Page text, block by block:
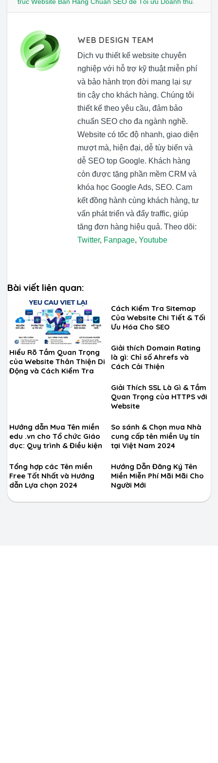
trúc Website Bán Hàng Chuẩn SEO để Tối ưu Doanh thu.
WEB DESIGN TEAM
Dịch vụ thiết kế website chuyên
nghiệp với hỗ trợ kỹ thuật miễn phí
và bảo hành trọn đời mang lại sự
tin cậy cho khách hàng. Chúng tôi
thiết kế theo yêu cầu, đảm bảo
chuẩn SEO cho đa ngành nghề.
Website có tốc độ nhanh, giao diện
mượt mà, hiện đại, dễ tùy biến và
dễ SEO top Google. Khách hàng
còn được tặng phần mềm CRM và
khóa học Google Ads, SEO. Cam
kết đồng hành cùng khách hàng, tư
vấn phát triển và đẩy traffic, giúp
tăng đơn hàng hiệu quả. Theo dõi:
Twitter, Fanpage, Youtube
Bài viết liên quan:
Hiểu Rõ Tầm Quan Trọng
của Website Thân Thiện Di
Động và Cách Kiểm Tra
Cách Kiểm Tra Sitemap
Của Website Chi Tiết & Tối
Ưu Hóa Cho SEO
Giải thích Domain Rating
là gì: Chỉ số Ahrefs và
Cách Cải Thiện
Giải Thích SSL Là Gì & Tầm
Quan Trọng của HTTPS với
Website
Hướng dẫn Mua Tên miền
edu .vn cho Tổ chức Giáo
dục: Quy trình & Điều kiện
So sánh & Chọn mua Nhà
cung cấp tên miền Uy tín
tại Việt Nam 2024
Tổng hợp các Tên miền
Free Tốt Nhất và Hướng
dẫn Lựa chọn 2024
Hướng Dẫn Đăng Ký Tên
Miền Miễn Phí Mãi Mãi Cho
Người Mới